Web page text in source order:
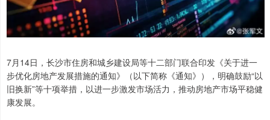
7月14日，长沙市住房和城乡建设局等十二部门联合印发《关于进一
步优化房地产发展措施的通知》（以下简称《通知》），明确鼓励“以
旧换新”等十项举措，以进一步激发市场活力，推动房地产市场平稳健
康发展。